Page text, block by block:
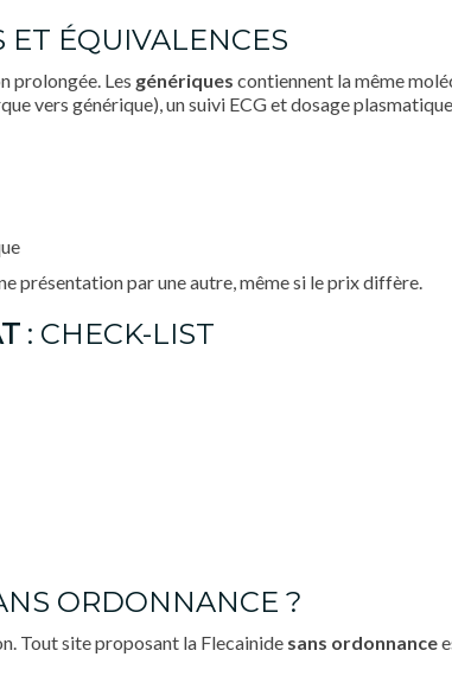
ET ÉQUIVALENCES
prolongée. Les génériques contiennent la même
vers générique), un suivi ECG et dosage
présentation par une autre, même si le prix diffère.
: CHECK-LIST
ORDONNANCE ?
Tout site proposant la Flecainide sans ordonnance